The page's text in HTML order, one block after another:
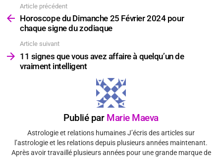
plus
Article précédent
Horoscope du Dimanche 25 Février 2024 pour
chaque signe du zodiaque
Article suivant
11 signes que vous avez affaire à quelqu’un de
vraiment intelligent
Publié par Marie Maeva
Astrologie et relations humaines J’écris des articles sur
l’astrologie et les relations depuis plusieurs années maintenant.
Après avoir travaillé plusieurs années pour une grande marque de